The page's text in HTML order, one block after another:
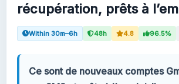
Contact
récupération, prêts à
Within 30m–6h 48h 4.8 96.5%
Ce sont de nouveaux comptes